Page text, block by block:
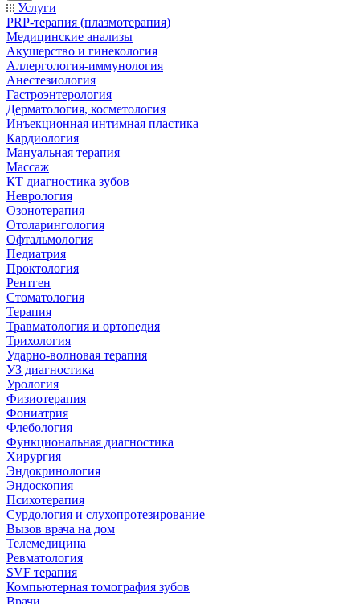
Услуги
PRP-терапия (плазмотерапия)
Медицинские анализы
Акушерство и гинекология
Аллергология-иммунология
Анестезиология
Гастроэнтерология
Дерматология, косметология
Инъекционная интимная пластика
Кардиология
Мануальная терапия
Массаж
КТ диагностика зубов
Неврология
Озонотерапия
Отоларингология
Офтальмология
Педиатрия
Проктология
Рентген
Стоматология
Терапия
Травматология и ортопедия
Трихология
Ударно-волновая терапия
УЗ диагностика
Урология
Физиотерапия
Фониатрия
Флебология
Функциональная диагностика
Хирургия
Эндокринология
Эндоскопия
Психотерапия
Сурдология и слухопротезирование
Вызов врача на дом
Телемедицина
Ревматология
SVF терапия
Компьютерная томография зубов
Врачи